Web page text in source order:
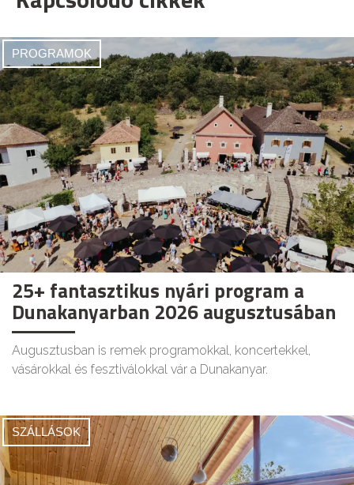
PROGRAMOK
25+ fantasztikus nyári program a
Dunakanyarban 2026 augusztusában
Augusztusban is remek programokkal, koncertekkel,
vásárokkal és fesztiválokkal vár a Dunakanyar.
SZÁLLÁSOK